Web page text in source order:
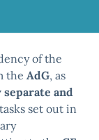
of the
the AdG, as
and
set out in